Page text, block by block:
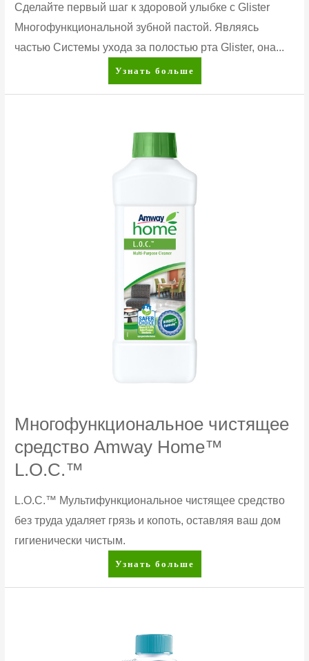
Сделайте первый шаг к здоровой улыбке с Glister
Многофункциональной зубной пастой. Являясь
частью Системы ухода за полостью рта Glister, она...
Glister™
Многофункциональная
Узнать больше
Многофункциональное чистящее
средство Amway Home™
L.O.C.™
L.O.C.™ Мультифункциональное чистящее средство
без труда удаляет грязь и копоть, оставляя ваш дом
гигиенически чистым.
Многофункциональное
чистящее
Узнать больше